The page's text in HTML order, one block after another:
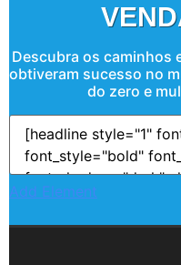
Descubra os caminhos
obtiveram sucesso no
do zero e
Add Element